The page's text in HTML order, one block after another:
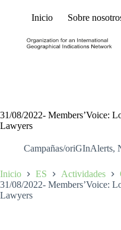
Inicio Sobre
31/08/2022- Members’Voice:
Lawyers
Campañas/oriGInAlerts,
Inicio ES Actividades
31/08/2022- Members’Voice:
Lawyers